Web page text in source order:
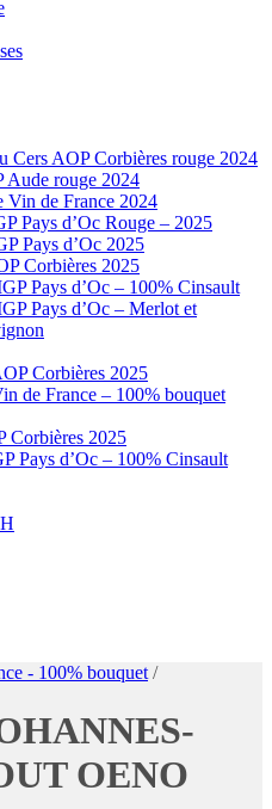
Cers AOP Corbières rouge 2024
Aude rouge 2024
Vin de France 2024
Pays d’Oc Rouge – 2025
Pays d’Oc 2025
Corbières 2025
Pays d’Oc – 100% Cinsault
Pays d’Oc – Merlot et
Corbières 2025
de France – 100% bouquet
Corbières 2025
Pays d’Oc – 100% Cinsault
- 100% bouquet /
OENO